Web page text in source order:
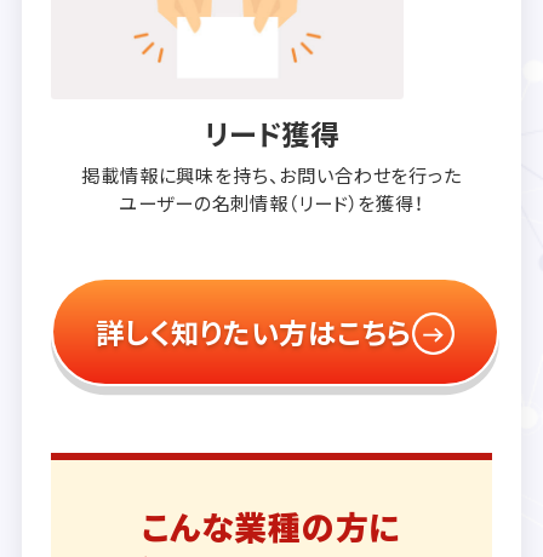
リード獲得
掲載情報に興味を持ち、 お問い合わせを行った
ユーザーの名刺情報（リード）を獲得！
詳しく知りたい方はこちら
こんな業種の方に